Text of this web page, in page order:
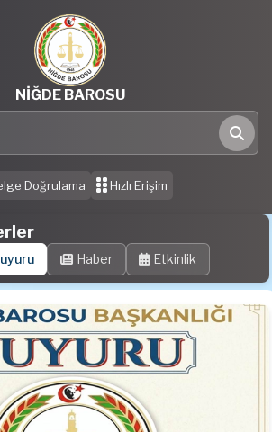
NİĞDE BAROSU
Ara
Doğrulama Hızlı Erişim
Haber Etkinlik